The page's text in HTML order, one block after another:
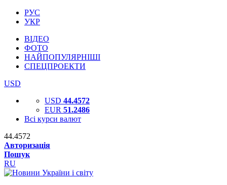
РУС
УКР
ВІДЕО
ФОТО
НАЙПОПУЛЯРНІШІ
СПЕЦПРОЕКТИ
USD
USD 44.4572
EUR 51.2486
Всі курси валют
44.4572
Авторизація
Пошук
RU